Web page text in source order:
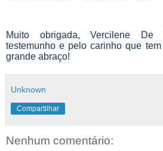
Muito obrigada,Vercilene De
testemunho e pelo carinho que
grande abraço!
Unknown
Compartilhar
Nenhum comentário: